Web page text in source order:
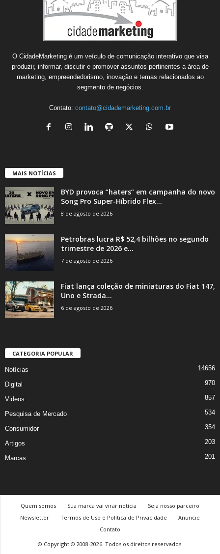
O CidadeMarketing é um veículo de comunicação interativo que visa
produzir, informar, discutir e promover assuntos pertinentes a área de
marketing, empreendedorismo, inovação e temas relacionados ao
segmento de negócios.
Contato: contato@cidademarketing.com.br
MAIS NOTÍCIAS
BYD provoca “haters” em campanha do novo
Song Pro Super-Híbrido Flex...
8 de agosto de 2026
Petrobras lucra R$ 52,4 bilhões no segundo
trimestre de 2026 e...
7 de agosto de 2026
Fiat lança coleção de miniaturas do Fiat 147,
Uno e Strada...
6 de agosto de 2026
CATEGORIA POPULAR
Notícias 14656
Digital 970
Videos 857
Pesquisa de Mercado 534
Consumidor 354
Artigos 203
Marcas 201
Quem somos Sua marca vai virar notícia
Seja nosso parceiro
Newsletter
Termos de Uso e Política de Privacidade
Anuncie
Contato
© Copyright © 2008-2026. Todos os direitos reservados.